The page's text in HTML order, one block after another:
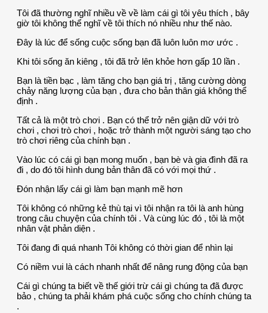
Tôi đã thường nghĩ nhiều về về làm cái gì tôi yêu thích , bây
giờ tôi không thể nghĩ về tôi thích nó nhiều như thế nào.
Đây là lúc để sống cuộc sống bạn đã luôn luôn mơ ước .
Khi tôi sống ăn kiêng , tôi đã trở lên khỏe hơn gấp 10 lần .
Bạn là tiền bạc , làm tăng cho bạn giá trị , tăng cường dòng
chảy năng lượng của bạn , đưa cho bản thân giá không thể
định .
Tất cả là một trò chơi . Bạn có thể trở nên giận dữ với trò
chơi , chơi trò chơi , hoặc trở thành một người sáng tạo cho
trò chơi riêng của chính bạn .
Vào lúc có cái gì bạn mong muốn , bạn bè và gia đình đã ra
đi , do đó tôi hình dung bản thân đã có với mọi thứ .
Đón nhận lấy cái gì làm bạn mạnh mẽ hơn
Tôi không có những kẻ thù tại vì tôi nhận ra tôi là anh hùng
trong câu chuyện của chính tôi . Và cùng lúc đó , tôi là một
nhân vật phản diện .
Tôi đang đi quá nhanh Tôi không có thời gian để nhìn lại
Có niềm vui là cách nhanh nhất để nâng rung động của bạn
Cái gì chúng ta biết về thế giới trừ cái gì chúng ta đã được
bảo , chúng ta phải khám phá cuộc sống cho chính chúng ta
.